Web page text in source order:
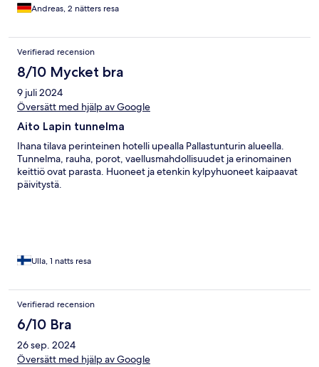
Andreas, 2 nätters resa
Verifierad recension
8/10 Mycket bra
9 juli 2024
Översätt med hjälp av Google
Aito Lapin tunnelma
Ihana tilava perinteinen hotelli upealla Pallastunturin alueella.
Tunnelma, rauha, porot, vaellusmahdollisuudet ja erinomainen
keittiö ovat parasta. Huoneet ja etenkin kylpyhuoneet kaipaavat
päivitystä.
Ulla, 1 natts resa
Verifierad recension
6/10 Bra
26 sep. 2024
Översätt med hjälp av Google